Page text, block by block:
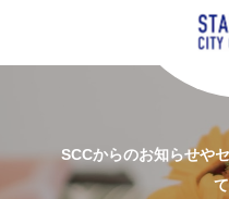
SCCからのお知らせや